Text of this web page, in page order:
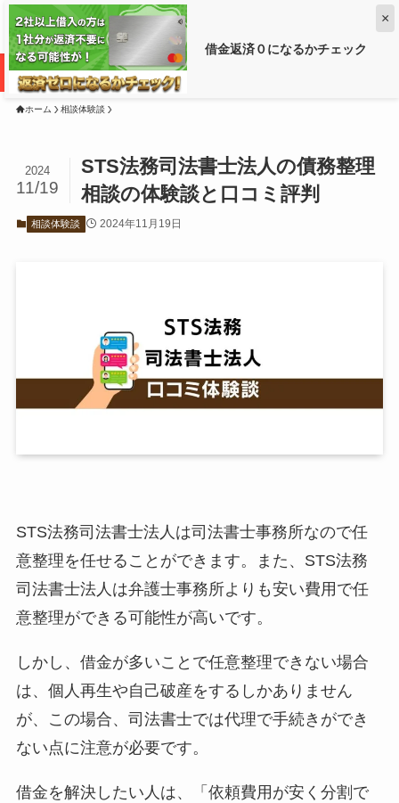
借金返済０になるかチェック
×
借金がいくら減るか調べるなら ➡
ホーム 相談体験談
STS法務司法書士法人の債務整理
相談の体験談と口コミ評判
2024
11/19
相談体験談 2024年11月19日
STS法務司法書士法人は司法書士事務所なので任
意整理を任せることができます。また、STS法務
司法書士法人は弁護士事務所よりも安い費用で任
意整理ができる可能性が高いです。
しかし、借金が多いことで任意整理できない場合
は、個人再生や自己破産をするしかありません
が、この場合、司法書士では代理で手続きができ
ない点に注意が必要です。
借金を解決したい人は、「依頼費用が安く分割で